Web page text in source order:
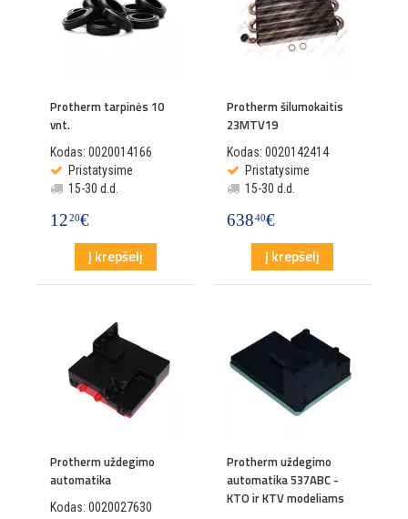
Protherm tarpinės 10
vnt.
Kodas: 0020014166
Pristatysime
15-30 d.d.
1220€
Į krepšelį
Protherm šilumokaitis
23MTV19
Kodas: 0020142414
Pristatysime
15-30 d.d.
63840€
Į krepšelį
Protherm uždegimo
automatika
Kodas: 0020027630
Protherm uždegimo
automatika 537ABC -
KTO ir KTV modeliams